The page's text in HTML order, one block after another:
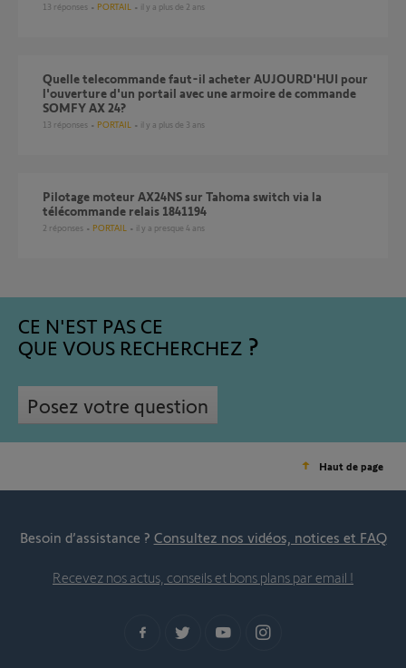
13 réponses PORTAIL il y a plus de 2 ans
quelle telecommande faut-il acheter AUJOURD'HUI pour
l'ouverture d'un portail avec une armoire de commande
SOMFY AX 24?
13 réponses PORTAIL il y a plus de 3 ans
Pilotage moteur AX24NS sur Tahoma switch via la
télécommande relais 1841194
2 réponses PORTAIL il y a presque 4 ans
CE N'EST PAS CE
QUE VOUS RECHERCHEZ
Posez votre question
Haut de page
Besoin d’assistance ? Consultez nos vidéos, notices et FAQ
Recevez nos actus, conseils et bons plans par email !